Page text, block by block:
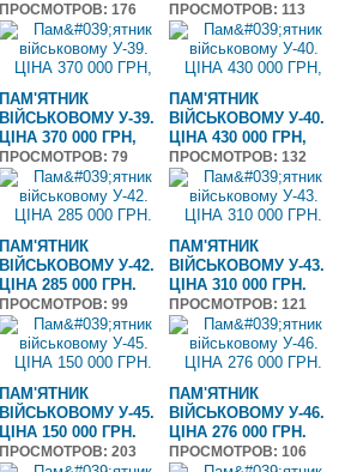
ПРОСМОТРОВ: 176 ПРОСМОТРОВ: 113
ПАМ'ЯТНИК
ВІЙСЬКОВОМУ У-39.
ЦІНА 370 000 ГРН,
ПРОСМОТРОВ: 79
ПАМ'ЯТНИК
ВІЙСЬКОВОМУ У-40.
ЦІНА 430 000 ГРН,
ПРОСМОТРОВ: 132
ПАМ'ЯТНИК
ВІЙСЬКОВОМУ У-42.
ЦІНА 285 000 ГРН.
ПРОСМОТРОВ: 99
ПАМ'ЯТНИК
ВІЙСЬКОВОМУ У-43.
ЦІНА 310 000 ГРН.
ПРОСМОТРОВ: 121
ПАМ'ЯТНИК
ВІЙСЬКОВОМУ У-45.
ЦІНА 150 000 ГРН.
ПРОСМОТРОВ: 203
ПАМ'ЯТНИК
ВІЙСЬКОВОМУ У-46.
ЦІНА 276 000 ГРН.
ПРОСМОТРОВ: 106